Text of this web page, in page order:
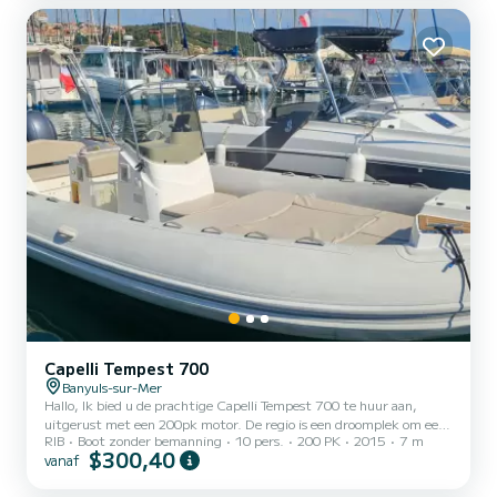
Capelli Tempest 700
Banyuls-sur-Mer
Hallo, Ik bied u de prachtige Capelli Tempest 700 te huur aan,
uitgerust met een 200pk motor. De regio is een droomplek om een
vakantie door te brengen in het hart van een ongerepte natuur.
Deze boot is ideaal om de regio te verkennen, met een capaciteit
RIB Boot zonder bemanning 10 pers. 200 PK 2015 7 m
vanaf $300,40